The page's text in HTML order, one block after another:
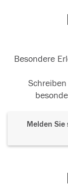
Besondere
Melden